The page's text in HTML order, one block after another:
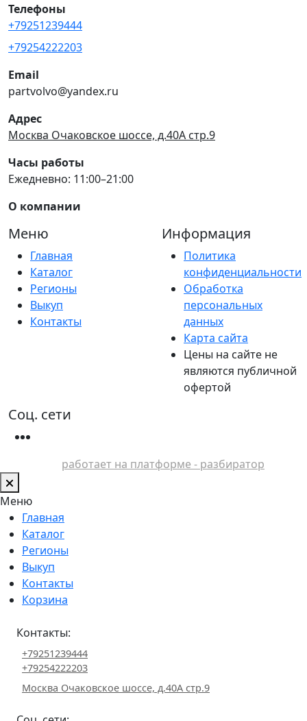
Телефоны
+79251239444
+79254222203
Email
partvolvo@yandex.ru
Адрес
Москва Очаковское шоссе, д.40А стр.9
Часы работы
Ежедневно: 11:00–21:00
О компании
Меню
Главная
Каталог
Регионы
Выкуп
Контакты
Информация
Политика
конфиденциальности
Обработка
персональных
данных
Карта сайта
Цены на сайте не
являются публичной
офертой
Соц. сети
работает на платформе - разбиратор
Меню
Главная
Каталог
Регионы
Выкуп
Контакты
Корзина
Контакты:
+79251239444
+79254222203
Москва Очаковское шоссе, д.40А стр.9